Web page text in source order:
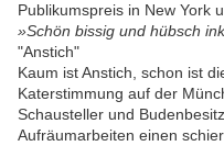
Publikumspreis in New York
»Schön bissig und hübsch
"Anstich"
Kaum ist Anstich, schon ist
Katerstimmung auf der
Schausteller und
Aufräumarbeiten einen